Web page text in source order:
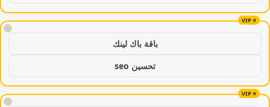
!
باقة باك لينك
تحسين seo
!